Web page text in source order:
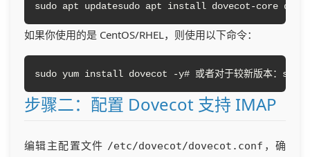
sudo apt updatesudo apt install dovecot-core
如果你使用的是 CentOS/RHEL，则使用以下命令：
sudo yum install dovecot -y# 或者对于较新版本：
步骤二：配置 Dovecot 支持 IMAP
编辑主配置文件 /etc/dovecot/dovecot.conf ，确